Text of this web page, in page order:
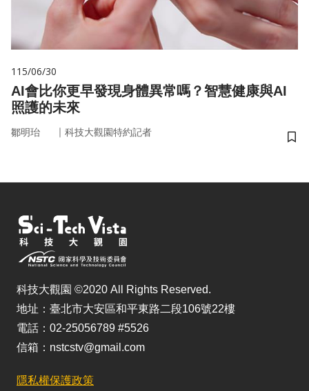
115/06/30
AI會比你更早發現身體異常嗎？智慧健康與AI
照護的未來
鄒明珆 ｜ 科技大觀園特約記者
儲
科技大觀園 ©2020 All Rights Reserved.
地址：臺北市大安區和平東路二段106號22樓
電話：02-25056789 #5526
信箱：nstcstv@gmail.com
隱私權保護政策